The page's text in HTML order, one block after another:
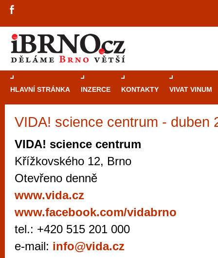
HLAVNÍ STRÁNKA INZERCE KONTAKTY VIVAT VINUM
VIDA! science centrum - duben
VIDA! science centrum
Křížkovského 12, Brno
Otevřeno denně
www.vida.cz
www.facebook.com/vidabrno
tel.: +420 515 201 000
e-mail: info@vida.cz
Průvodce
Brně: Od
automaty
Mimo jiné je ale také místem, kde si
vyzkoušet různé kasinové hry. V
metropoli naleznete širokou nabídku her
po moderní automaty jak pro pravidelné